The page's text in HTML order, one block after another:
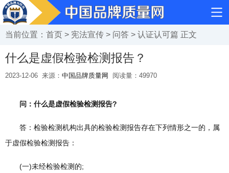
当前位置： 首页 > 宪法宣传 > 问答 > 认证认可篇 正文
什么是虚假检验检测报告？
2023-12-06 来源： 中国品牌质量网 阅读量： 49970
问：什么是虚假检验检测报告?
答：检验检测机构出具的检验检测报告存在下列情形之一的，属
于虚假检验检测报告：
(一)未经检验检测的;